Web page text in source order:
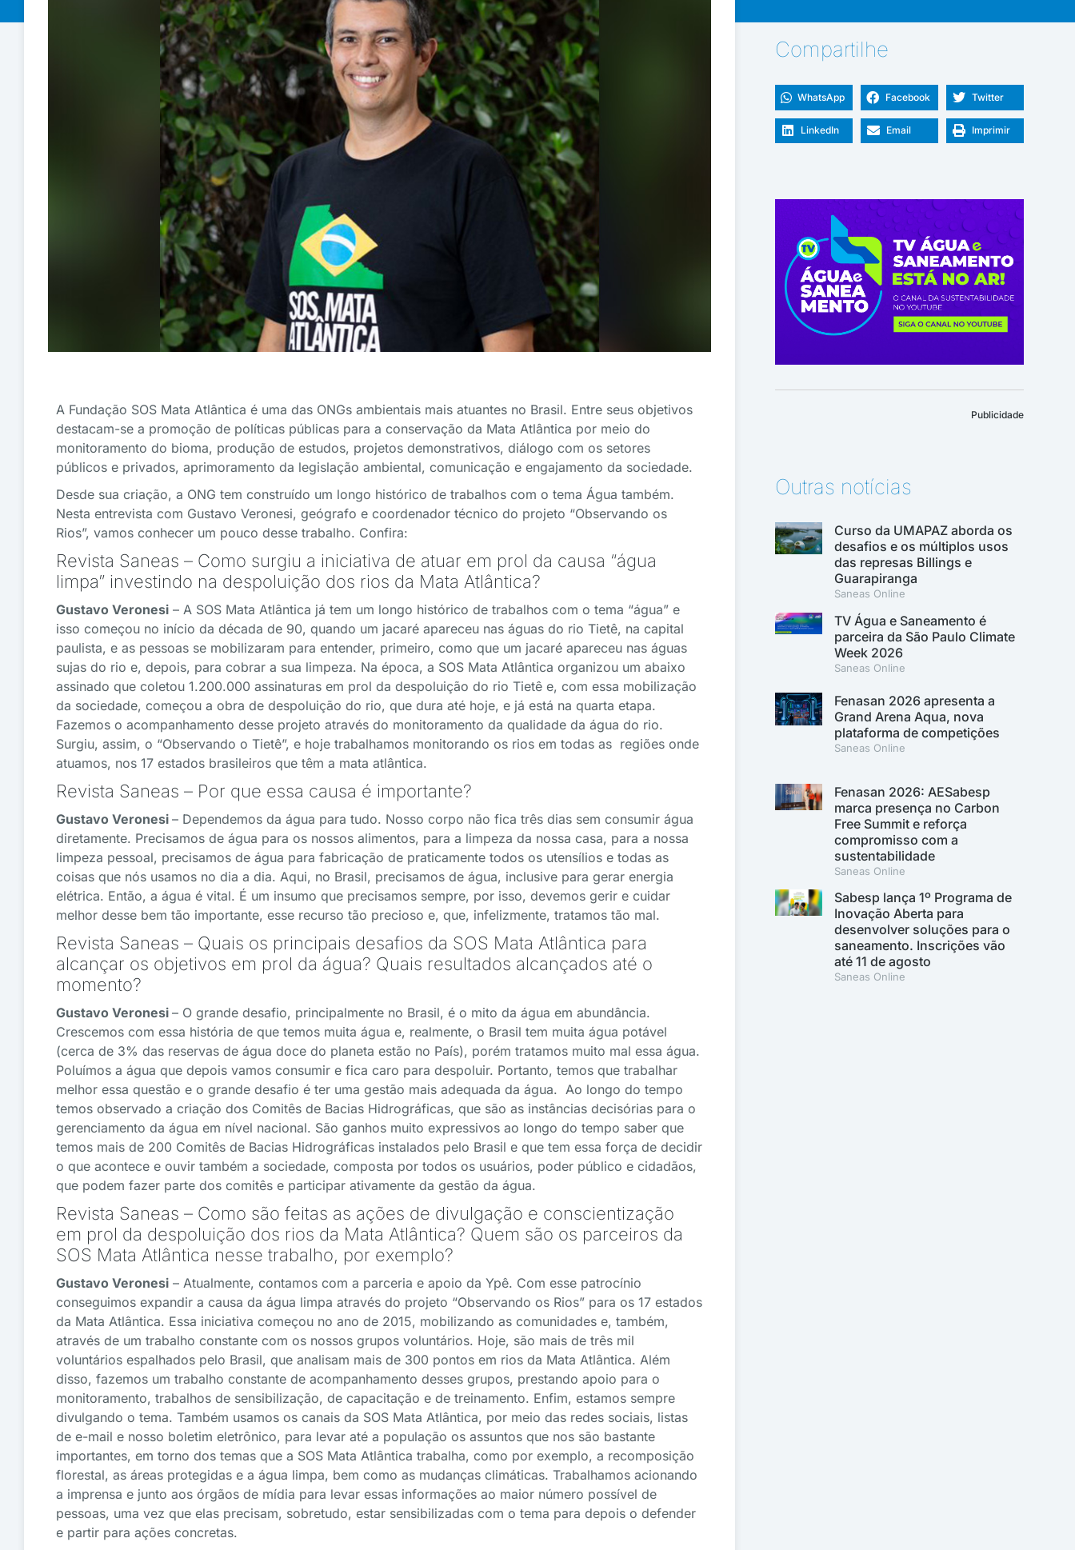
A Fundação SOS Mata Atlântica é uma das ONGs ambientais mais atuantes no Brasil. Entre seus objetivos
destacam-se a promoção de políticas públicas para a conservação da Mata Atlântica por meio do
monitoramento do bioma, produção de estudos, projetos demonstrativos, diálogo com os setores
públicos e privados, aprimoramento da legislação ambiental, comunicação e engajamento da sociedade.
Desde sua criação, a ONG tem construído um longo histórico de trabalhos com o tema Água também.
Nesta entrevista com Gustavo Veronesi, geógrafo e coordenador técnico do projeto “Observando os
Rios”, vamos conhecer um pouco desse trabalho. Confira:
Revista Saneas – Como surgiu a iniciativa de atuar em prol da causa “água
limpa” investindo na despoluição dos rios da Mata Atlântica?
Gustavo Veronesi – A SOS Mata Atlântica já tem um longo histórico de trabalhos com o tema “água” e
isso começou no início da década de 90, quando um jacaré apareceu nas águas do rio Tietê, na capital
paulista, e as pessoas se mobilizaram para entender, primeiro, como que um jacaré apareceu nas águas
sujas do rio e, depois, para cobrar a sua limpeza. Na época, a SOS Mata Atlântica organizou um abaixo
assinado que coletou 1.200.000 assinaturas em prol da despoluição do rio Tietê e, com essa mobilização
da sociedade, começou a obra de despoluição do rio, que dura até hoje, e já está na quarta etapa.
Fazemos o acompanhamento desse projeto através do monitoramento da qualidade da água do rio.
Surgiu, assim, o “Observando o Tietê”, e hoje trabalhamos monitorando os rios em todas as regiões onde
atuamos, nos 17 estados brasileiros que têm a mata atlântica.
Revista Saneas – Por que essa causa é importante?
Gustavo Veronesi – Dependemos da água para tudo. Nosso corpo não fica três dias sem consumir água
diretamente. Precisamos de água para os nossos alimentos, para a limpeza da nossa casa, para a nossa
limpeza pessoal, precisamos de água para fabricação de praticamente todos os utensílios e todas as
coisas que nós usamos no dia a dia. Aqui, no Brasil, precisamos de água, inclusive para gerar energia
elétrica. Então, a água é vital. É um insumo que precisamos sempre, por isso, devemos gerir e cuidar
melhor desse bem tão importante, esse recurso tão precioso e, que, infelizmente, tratamos tão mal.
Revista Saneas – Quais os principais desafios da SOS Mata Atlântica para
alcançar os objetivos em prol da água? Quais resultados alcançados até o
momento?
Gustavo Veronesi – O grande desafio, principalmente no Brasil, é o mito da água em abundância.
Crescemos com essa história de que temos muita água e, realmente, o Brasil tem muita água potável
(cerca de 3% das reservas de água doce do planeta estão no País), porém tratamos muito mal essa água.
Poluímos a água que depois vamos consumir e fica caro para despoluir. Portanto, temos que trabalhar
melhor essa questão e o grande desafio é ter uma gestão mais adequada da água. Ao longo do tempo
temos observado a criação dos Comitês de Bacias Hidrográficas, que são as instâncias decisórias para o
gerenciamento da água em nível nacional. São ganhos muito expressivos ao longo do tempo saber que
temos mais de 200 Comitês de Bacias Hidrográficas instalados pelo Brasil e que tem essa força de decidir
o que acontece e ouvir também a sociedade, composta por todos os usuários, poder público e cidadãos,
que podem fazer parte dos comitês e participar ativamente da gestão da água.
Revista Saneas – Como são feitas as ações de divulgação e conscientização
em prol da despoluição dos rios da Mata Atlântica? Quem são os parceiros da
SOS Mata Atlântica nesse trabalho, por exemplo?
Gustavo Veronesi – Atualmente, contamos com a parceria e apoio da Ypê. Com esse patrocínio
conseguimos expandir a causa da água limpa através do projeto “Observando os Rios” para os 17 estados
da Mata Atlântica. Essa iniciativa começou no ano de 2015, mobilizando as comunidades e, também,
através de um trabalho constante com os nossos grupos voluntários. Hoje, são mais de três mil
voluntários espalhados pelo Brasil, que analisam mais de 300 pontos em rios da Mata Atlântica. Além
disso, fazemos um trabalho constante de acompanhamento desses grupos, prestando apoio para o
monitoramento, trabalhos de sensibilização, de capacitação e de treinamento. Enfim, estamos sempre
divulgando o tema. Também usamos os canais da SOS Mata Atlântica, por meio das redes sociais, listas
de e-mail e nosso boletim eletrônico, para levar até a população os assuntos que nos são bastante
importantes, em torno dos temas que a SOS Mata Atlântica trabalha, como por exemplo, a recomposição
florestal, as áreas protegidas e a água limpa, bem como as mudanças climáticas. Trabalhamos acionando
a imprensa e junto aos órgãos de mídia para levar essas informações ao maior número possível de
pessoas, uma vez que elas precisam, sobretudo, estar sensibilizadas com o tema para depois o defender
e partir para ações concretas.
Compartilhe
WhatsApp Facebook Twitter
LinkedIn Email Imprimir
Publicidade
Outras notícias
Curso da UMAPAZ aborda os
desafios e os múltiplos usos
das represas Billings e
Guarapiranga
Saneas Online
TV Água e Saneamento é
parceira da São Paulo Climate
Week 2026
Saneas Online
Fenasan 2026 apresenta a
Grand Arena Aqua, nova
plataforma de competições
Saneas Online
Fenasan 2026: AESabesp
marca presença no Carbon
Free Summit e reforça
compromisso com a
sustentabilidade
Saneas Online
Sabesp lança 1º Programa de
Inovação Aberta para
desenvolver soluções para o
saneamento. Inscrições vão
até 11 de agosto
Saneas Online